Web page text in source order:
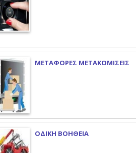
ΜΕΤΑΦΟΡΕΣ ΜΕΤΑΚΟΜΙΣΕΙΣ
ΟΔΙΚΗ ΒΟΗΘΕΙΑ